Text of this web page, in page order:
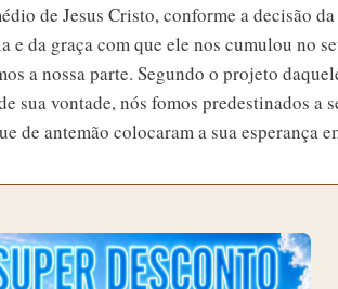
de Jesus Cristo, conforme a decisão da
e da graça com que ele nos cumulou no
a nossa parte. Segundo o projeto
sua vontade, nós fomos predestinados a
de antemão colocaram a sua esperança